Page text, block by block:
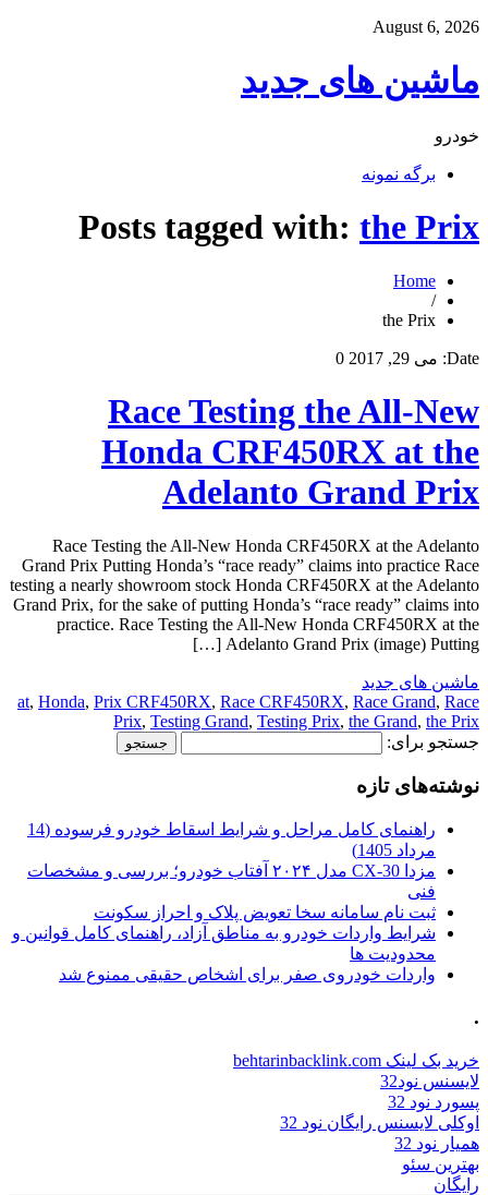
August 6, 2026
ماشین های جدید
خودرو
برگه نمونه
Posts tagged with: the Prix
Home
/
the Prix
Date: می 29, 2017 0
Race Testing the All-New
Honda CRF450RX at the
Adelanto Grand Prix
Race Testing the All-New Honda CRF450RX at the Adelanto
Grand Prix Putting Honda’s “race ready” claims into practice Race
testing a nearly showroom stock Honda CRF450RX at the Adelanto
Grand Prix, for the sake of putting Honda’s “race ready” claims into
practice. Race Testing the All-New Honda CRF450RX at the
Adelanto Grand Prix (image) Putting […]
ماشین های جدید
at, Honda, Prix CRF450RX, Race CRF450RX, Race Grand, Race
Prix, Testing Grand, Testing Prix, the Grand, the Prix
جستجو برای:
نوشته‌های تازه
راهنمای کامل مراحل و شرایط اسقاط خودرو فرسوده (14
مرداد 1405)
مزدا CX-30 مدل ۲۰۲۴ آفتاب خودرو؛ بررسی و مشخصات
فنی
ثبت نام سامانه سخا تعویض پلاک و احراز سکونت
شرایط واردات خودرو به مناطق آزاد، راهنمای کامل قوانین و
محدودیت ها
واردات خودروی صفر برای اشخاص حقیقی ممنوع شد
.
خرید بک لینک behtarinbacklink.com
لایسنس نود32
پسورد نود 32
اوکلی لایسنس رایگان نود 32
همیار نود 32
بهترین سئو
رایگان